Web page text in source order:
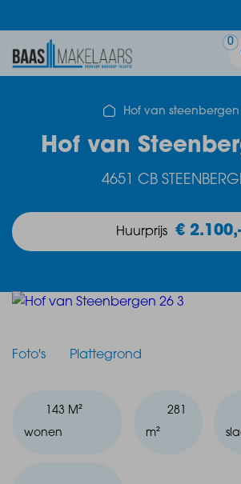
0
Hof van steenbergen
Hof van
4651 CB
Huurprijs €
Foto's Plattegrond
143 M²
wonen
281
m²